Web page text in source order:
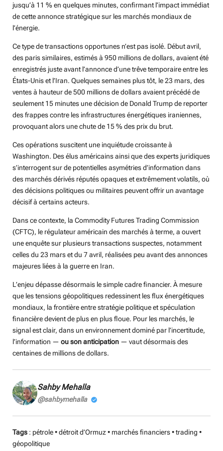
jusqu’à 11 % en quelques minutes, confirmant l’impact immédiat
de cette annonce stratégique sur les marchés mondiaux de
l’énergie.
Ce type de transactions opportunes n’est pas isolé. Début avril,
des paris similaires, estimés à 950 millions de dollars, avaient été
enregistrés juste avant l’annonce d’une trêve temporaire entre les
États-Unis et l’Iran. Quelques semaines plus tôt, le 23 mars, des
ventes à hauteur de 500 millions de dollars avaient précédé de
seulement 15 minutes une décision de Donald Trump de reporter
des frappes contre les infrastructures énergétiques iraniennes,
provoquant alors une chute de 15 % des prix du brut.
Ces opérations suscitent une inquiétude croissante à
Washington. Des élus américains ainsi que des experts juridiques
s’interrogent sur de potentielles asymétries d’information dans
des marchés dérivés réputés opaques et extrêmement volatils, où
des décisions politiques ou militaires peuvent offrir un avantage
décisif à certains acteurs.
Dans ce contexte, la Commodity Futures Trading Commission
(CFTC), le régulateur américain des marchés à terme, a ouvert
une enquête sur plusieurs transactions suspectes, notamment
celles du 23 mars et du 7 avril, réalisées peu avant des annonces
majeures liées à la guerre en Iran.
L’enjeu dépasse désormais le simple cadre financier. À mesure
que les tensions géopolitiques redessinent les flux énergétiques
mondiaux, la frontière entre stratégie politique et spéculation
financière devient de plus en plus floue. Pour les marchés, le
signal est clair, dans un environnement dominé par l’incertitude,
l’information — ou son anticipation — vaut désormais des
centaines de millions de dollars.
Sahby Mehalla
@sahbymehalla
Tags : pétrole • détroit d’Ormuz • marchés financiers • trading •
géopolitique